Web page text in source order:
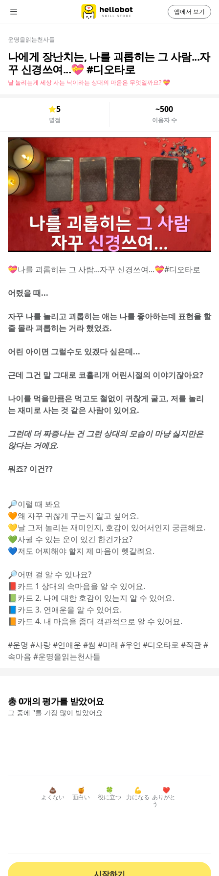
운명을읽는천사들
나에게 장난치는, 나를 괴롭히는 그 사람...자
꾸 신경쓰여...💝 #디오타로
날 놀리는게 세상 사는 낙이라는 상대의 마음은 무엇일까요? 💝
5
별점
~500
이용자 수
💝나를 괴롭히는 그 사람...자꾸 신경쓰여...💝#디오타로
어렸을 때...
자꾸 나를 놀리고 괴롭히는 애는 나를 좋아하는데 표현을 할
줄 몰라 괴롭히는 거라 했었죠.
어린 아이면 그럴수도 있겠다 싶은데...
근데 그건 말 그대로 코흘리개 어린시절의 이야기잖아요?
나이를 먹을만큼은 먹고도 철없이 귀찮게 굴고, 저를 놀리
는 재미로 사는 것 같은 사람이 있어요.
그런데 더 짜증나는 건 그런 상대의 모습이 마냥 싫지만은
않다는 거에요.
뭐죠? 이건??
🔎이럴 때 봐요
🧡왜 자꾸 귀찮게 구는지 알고 싶어요.
💛날 그저 놀리는 재미인지, 호감이 있어서인지 궁금해요.
💚사귈 수 있는 운이 있긴 한건가요?
💙저도 어찌해야 할지 제 마음이 헷갈려요.
🔎어떤 걸 알 수 있나요?
📕카드 1 상대의 속마음을 알 수 있어요.
📗카드 2. 나에 대한 호감이 있는지 알 수 있어요.
📘카드 3. 연애운을 알 수 있어요.
📙카드 4. 내 마음을 좀더 객관적으로 알 수 있어요.
#운명 #사랑 #연애운 #썸 #미래 #우연 #디오타로 #직관 #
속마음 #운명을읽는천사들
총0개의 평가를 받았어요
그 중에 ''를 가장 많이 받았어요
💩
よくない
🍯
面白い
🍀
役に立つ
💪
力になる
❤️
ありがと
う
시작하기
앱에서 보기